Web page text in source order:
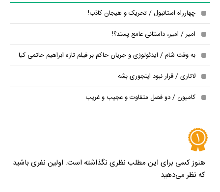
چهارراه استانبول / تحریک و هیجان کاذب!
امیر / امیر، داستانی عامع پسند؟!
به وقت شام / ایدئولوژی و جریان حاکم بر فیلم تازه ابراهیم حاتمی کیا
لاتاری / قرار نبود اینجوری بشه
کامیون / دو فصل متفاوت و عجیب و غریب
هنوز کسی برای این مطلب نظری نگذاشته است. اولین نفری باشید
که نظر می‌دهید